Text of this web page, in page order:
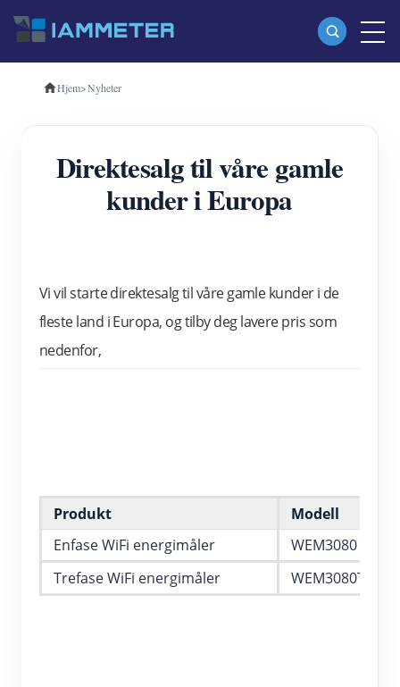
Produkter
Trefase Wi-Fi energimåler (WEM3080T)
Trefase Wi-Fi energimåler (WEM3046T)
IAMMETER Cloud Pro
applikasjoner
Solar PV System Energy Monitor
Strømforbruksmåler
butikk
Ressurser
Hjem>Nyheter
Direktesalg til våre gamle
kunder i Europa
Vi vil starte direktesalg til våre gamle kunder i de
fleste land i Europa, og tilby deg lavere pris som
nedenfor,
Produkt
Modell
Enfase WiFi energimåler
WEM3080
Trefase WiFi energimåler
WEM3080T